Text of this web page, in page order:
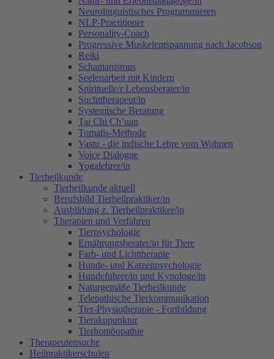
Neurolinguistisches Programmieren
NLP-Practitioner
Personality-Coach
Progressive Muskelentspannung nach Jacobson
Reiki
Schamanismus
Seelenarbeit mit Kindern
Spirituelle/r Lebensberater/in
Suchttherapeut/in
Systemische Beratung
Tai Chi Ch’uan
Tomatis-Methode
Vastu - die indische Lehre vom Wohnen
Voice Dialogue
Yogalehrer/in
Tierheilkunde
Tierheilkunde aktuell
Berufsbild Tierheilpraktiker/in
Ausbildung z. Tierheilpraktiker/in
Therapien und Verfahren
Tierpsychologie
Ernährungsberater/in für Tiere
Farb- und Lichttherapie
Hunde- und Katzenpsychologie
Hundeführer/in und Kynologe/in
Naturgemäße Tierheilkunde
Telepathische Tierkommunikation
Tier-Physiotherapie - Fortbildung
Tierakupunktur
Tierhomöopathie
Therapeutensuche
Heilpraktikerschulen